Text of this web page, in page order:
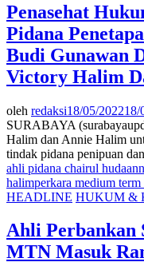
Penasehat
Pidana
Budi Gunawan
Victory Halim
oleh redaksi18/05/202218/
SURABAYA
Halim dan Annie Halim
tindak pidana penipuan
ahli pidana chairul huda
halimperkara medium term
HEADLINE HUKUM &
Ahli Perbankan
MTN Masuk